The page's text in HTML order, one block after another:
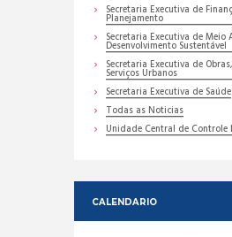
Secretaria Executiva de
Planejamento
Secretaria Executiva de Meio
Desenvolvimento Sustentável
Secretaria Executiva de
Serviços Urbanos
Secretaria Executiva de Saúde
Todas as Noticias
Unidade Central de Controle
CALENDARIO